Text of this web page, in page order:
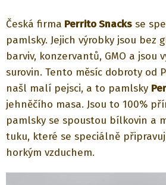
Česká firma Perrito Snacks se
pamlsky. Jejich výrobky jsou bez
barviv, konzervantů, GMO a jsou
surovin. Tento měsíc dobroty od
našl malí pejsci, a to pamlsky
jehněčího masa. Jsou to 100%
pamlsky se spoustou bílkovin a
tuku, které se speciálně
horkým vzduchem.